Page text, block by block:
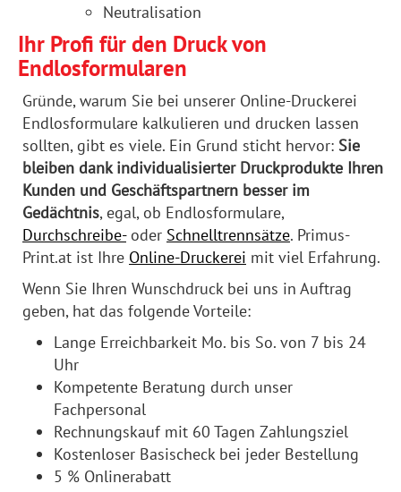
Neutralisation
Ihr Profi für den Druck von
Endlosformularen
Gründe, warum Sie bei unserer Online-Druckerei
Endlosformulare kalkulieren und drucken lassen
sollten, gibt es viele. Ein Grund sticht hervor: Sie
bleiben dank individualisierter Druckprodukte Ihren
Kunden und Geschäftspartnern besser im
Gedächtnis, egal, ob Endlosformulare,
Durchschreibe-oder Schnelltrennsätze. Primus-
Print.at ist Ihre Online-Druckerei mit viel Erfahrung.
Wenn Sie Ihren Wunschdruck bei uns in Auftrag
geben, hat das folgende Vorteile:
Lange Erreichbarkeit Mo. bis So. von 7 bis 24
Uhr
Kompetente Beratung durch unser
Fachpersonal
Rechnungskauf mit 60 Tagen Zahlungsziel
Kostenloser Basischeck bei jeder Bestellung
5 % Onlinerabatt